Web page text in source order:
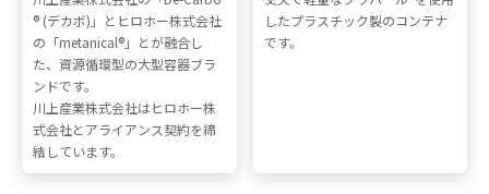
メニューを閉じる
® (デカボ)」とヒロホー株式会社
の「metanical®」とが融合し
た、資源循環型の大型容器ブラ
ンドです。
川上産業株式会社はヒロホー株
式会社とアライアンス契約を締
結しています。
したプラスチック製のコンテナ
です。